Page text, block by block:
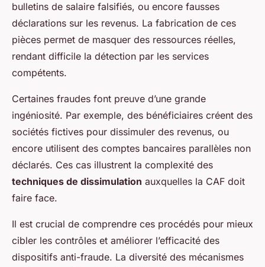
bulletins de salaire falsifiés, ou encore fausses
déclarations sur les revenus. La fabrication de ces
pièces permet de masquer des ressources réelles,
rendant difficile la détection par les services
compétents.
Certaines fraudes font preuve d’une grande
ingéniosité. Par exemple, des bénéficiaires créent des
sociétés fictives pour dissimuler des revenus, ou
encore utilisent des comptes bancaires parallèles non
déclarés. Ces cas illustrent la complexité des
techniques de dissimulation auxquelles la CAF doit
faire face.
Il est crucial de comprendre ces procédés pour mieux
cibler les contrôles et améliorer l’efficacité des
dispositifs anti-fraude. La diversité des mécanismes